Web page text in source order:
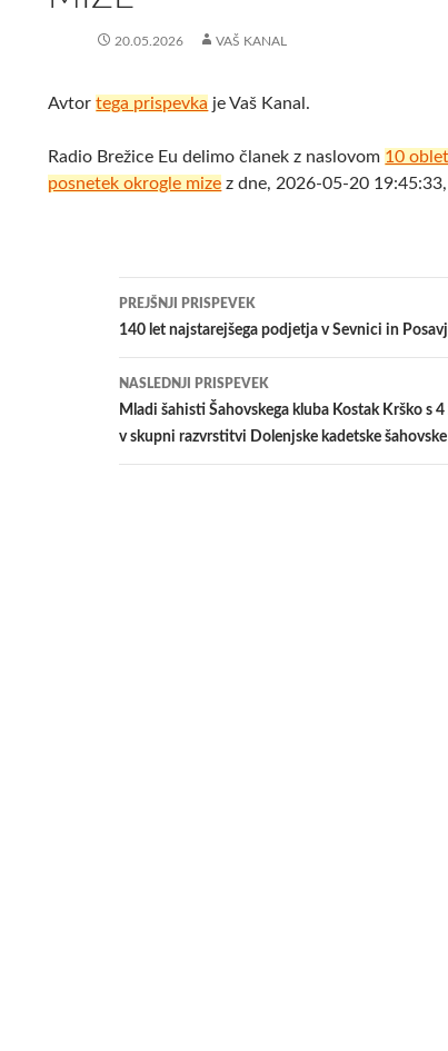
20.05.2026 VAŠ KANAL
Avtortega prispevka je Vaš Kanal.
Radio Brežice Eu delimo članek z naslovom 10
posnetek okrogle mize z dne, 2026-05-20
Krmarjenje
po
prispevkih
PREJŠNJI PRISPEVEK
140 let najstarejšega podjetja v Sevnici in
NASLEDNJI PRISPEVEK
Mladi šahisti Šahovskega kluba Kostak Krško s
v skupni razvrstitvi Dolenjske kadetske